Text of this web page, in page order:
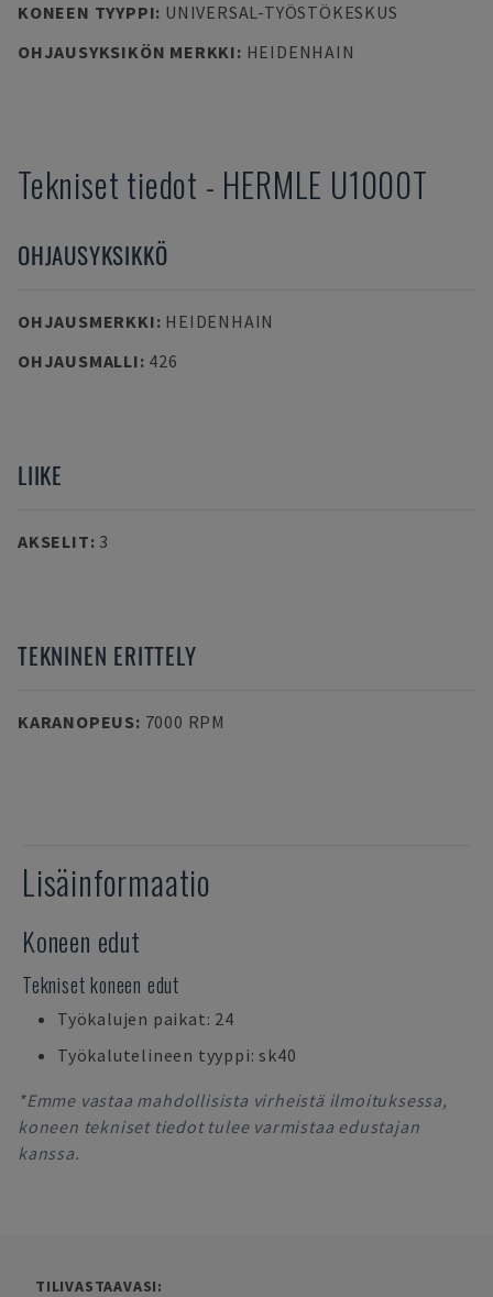
KONEEN TYYPPI: UNIVERSAL-TYÖSTÖKESKUS
OHJAUSYKSIKÖN MERKKI: HEIDENHAIN
Tekniset tiedot - HERMLE U1000T
OHJAUSYKSIKKÖ
OHJAUSMERKKI: HEIDENHAIN
OHJAUSMALLI: 426
LIIKE
AKSELIT: 3
TEKNINEN ERITTELY
KARANOPEUS: 7000 RPM
Lisäinformaatio
Koneen edut
Tekniset koneen edut
Työkalujen paikat: 24
Työkalutelineen tyyppi: sk40
*Emme vastaa mahdollisista virheistä ilmoituksessa,
koneen tekniset tiedot tulee varmistaa edustajan
kanssa.
TILIVASTAAVASI: